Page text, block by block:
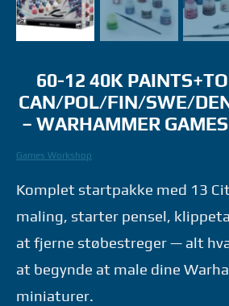
60-12 40K
CAN/POL/FIN/SWE/
– WARHAMMER
Games Workshop
Komplet startpakke med 13
maling, starter pensel,
at fjerne støbestreger — alt
at begynde at male dine
miniaturer.